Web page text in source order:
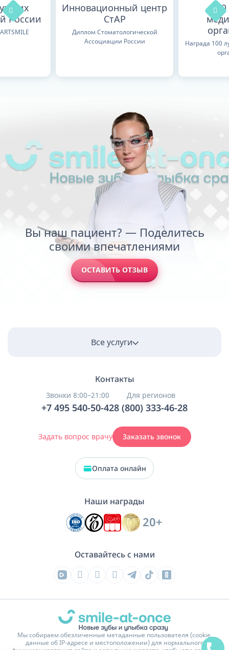
России
Инновационный центр
СтАР
Диплом Стоматологической
Ассоциации России
Награда 100
Вы наш пациент? — Поделитесь
своими впечатлениями
ОСТАВИТЬ ОТЗЫВ
Все услуги
Контакты
Звонки 8:00–21:00
+7 495 540-50-42
Для регионов
8 (800) 333-46-28
Задать вопрос врачу Заказать звонок
Оплата онлайн
Наши награды
20+
Оставайтесь с нами
Мы собираем обезличенные метаданные пользователя (cookie,
данные об IP-адресе и местоположении) для нормального